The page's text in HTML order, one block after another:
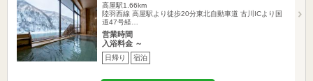
高屋駅1.66km
陸羽西線 高屋駅より徒歩20分東北自動車道 古川ICより国
道47号経…
営業時間
入浴料金 ～
日帰り 宿泊